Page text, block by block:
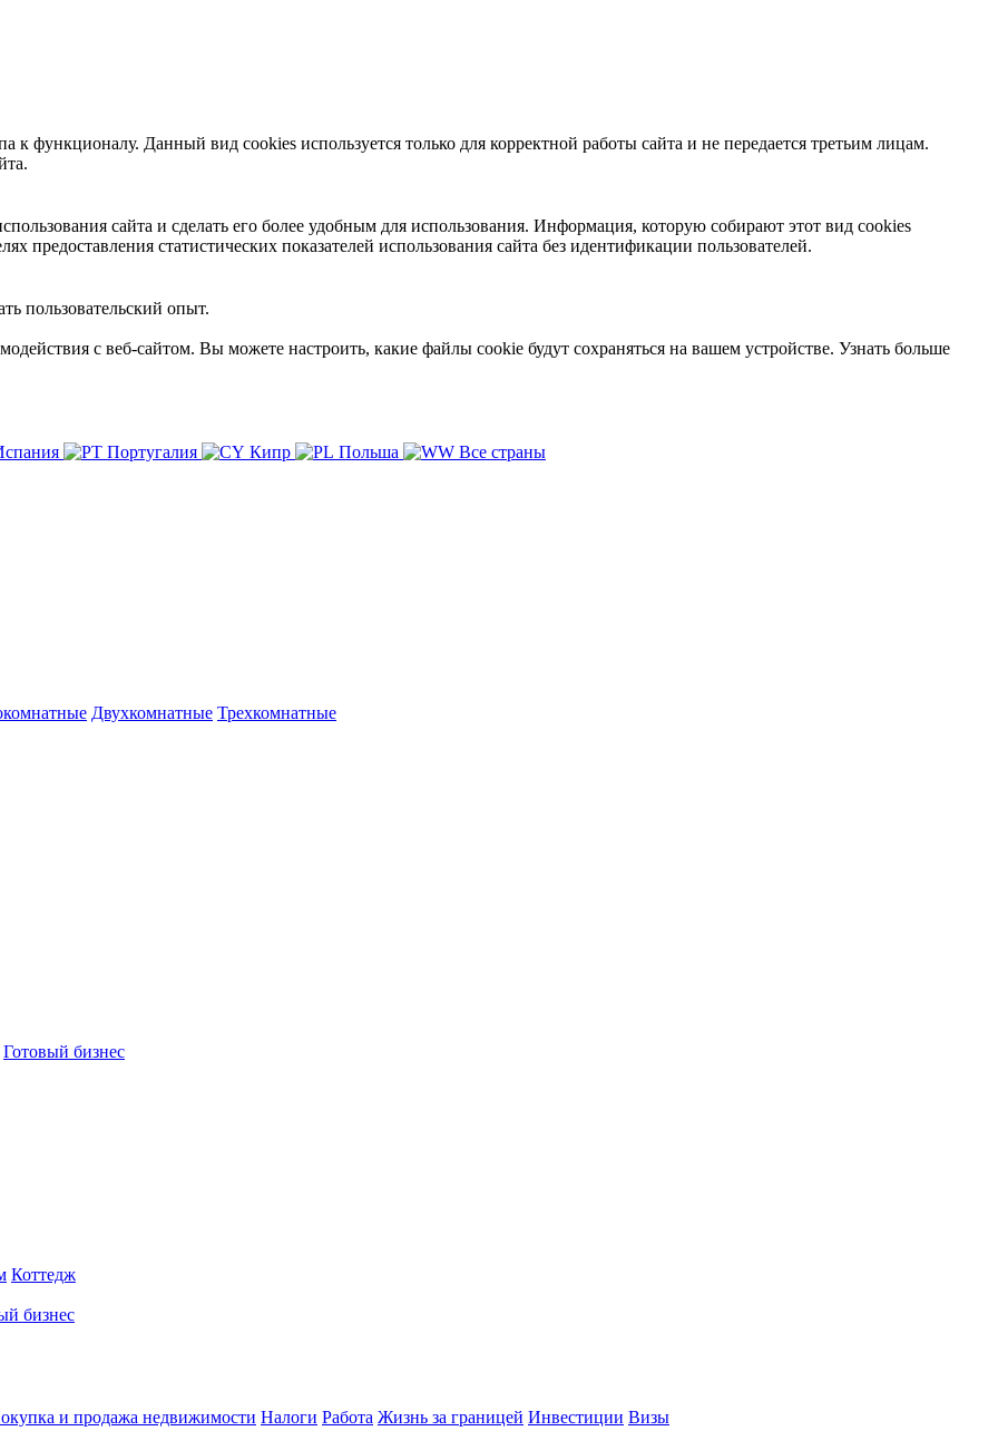
функционалу. Данный вид cookies используется только для корректной работы сайта и не передается третьим лицам.
сайта и сделать его более удобным для использования. Информация, которую собирают этот вид cookies
предоставления статистических показателей использования сайта без идентификации пользователей.
пользовательский опыт.
с веб-сайтом. Вы можете настроить, какие файлы cookie будут сохраняться на вашем устройстве. Узнать больше
Португалия Кипр Польша Все страны
Двухкомнатные Трехкомнатные
Готовый бизнес
Коттедж
бизнес
и продажа недвижимости Налоги Работа Жизнь за границей Инвестиции Визы